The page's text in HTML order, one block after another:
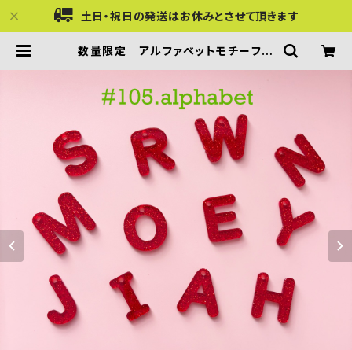
土日・祝日の発送はお休みとさせて頂きます
数量限定 アルファベットモチーフ